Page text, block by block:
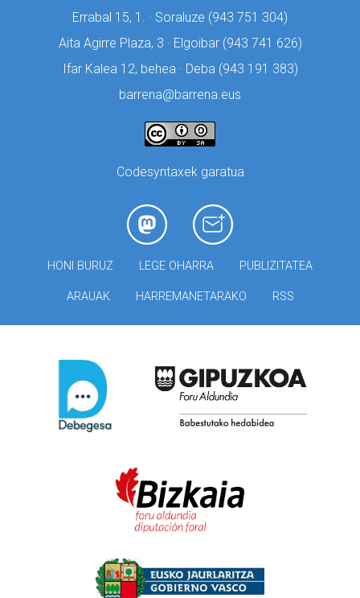
Errabal 15, 1. · Soraluze (943 751 304)
Aita Agirre Plaza, 3 · Elgoibar (943 741 626)
Ifar Kalea 12, behea · Deba (943 191 383)
barrena@barrena.eus
Codesyntaxek garatua
HONI BURUZ LEGE OHARRA PUBLIZITATEA
ARAUAK HARREMANETARAKO RSS